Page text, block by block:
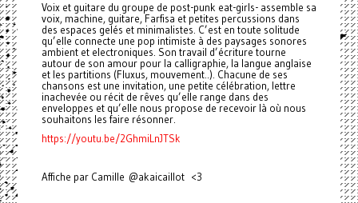
Voix et guitare du groupe de post-punk eat-girls- assemble sa
voix, machine, guitare, Farfisa et petites percussions dans
des espaces gelés et minimalistes. C’est en toute solitude
qu’elle connecte une pop intimiste à des paysages sonores
ambient et electroniques. Son travail d’écriture tourne
autour de son amour pour la calligraphie, la langue anglaise
et les partitions (Fluxus, mouvement..). Chacune de ses
chansons est une invitation, une petite célébration, lettre
inachevée ou récit de rêves qu’elle range dans des
enveloppes et qu’elle nous propose de recevoir là où nous
souhaitons les faire résonner.
https://youtu.be/2GhmiLnJTSk
Affiche par Camille @akaicaillot <3